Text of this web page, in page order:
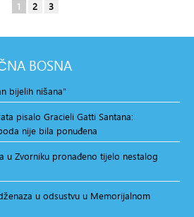
1 2 3
BOSNA
bijelih nišana"
pisalo Gracieli Gatti Santana:
nije bila ponuđena
u Zvorniku pronađeno tijelo nestalog
u odsustvu u Memorijalnom